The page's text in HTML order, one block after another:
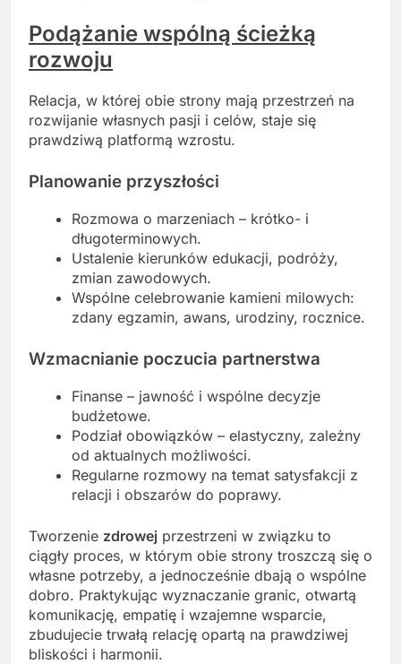
Podążanie wspólną ścieżką
rozwoju
Relacja, w której obie strony mają przestrzeń na
rozwijanie własnych pasji i celów, staje się
prawdziwą platformą wzrostu.
Planowanie przyszłości
Rozmowa o marzeniach – krótko- i
długoterminowych.
Ustalenie kierunków edukacji, podróży,
zmian zawodowych.
Wspólne celebrowanie kamieni milowych:
zdany egzamin, awans, urodziny, rocznice.
Wzmacnianie poczucia partnerstwa
Finanse – jawność i wspólne decyzje
budżetowe.
Podział obowiązków – elastyczny, zależny
od aktualnych możliwości.
Regularne rozmowy na temat satysfakcji z
relacji i obszarów do poprawy.
Tworzenie zdrowej przestrzeni w związku to
ciągły proces, w którym obie strony troszczą się o
własne potrzeby, a jednocześnie dbają o wspólne
dobro. Praktykując wyznaczanie granic, otwartą
komunikację, empatię i wzajemne wsparcie,
zbudujecie trwałą relację opartą na prawdziwej
bliskości i harmonii.